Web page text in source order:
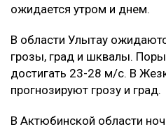
ожидается утром и днем.
В области Улытау
грозы, град и шквалы.
достигать 23-28 м/с. В
прогнозируют грозу и град.
В Актюбинской области